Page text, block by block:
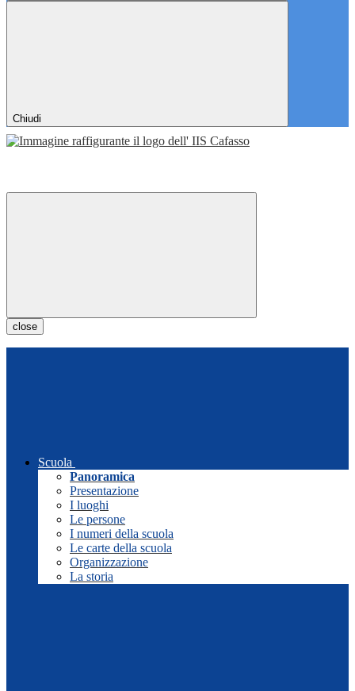
Chiudi
close
Scuola
Panoramica
Presentazione
I luoghi
Le persone
I numeri della scuola
Le carte della scuola
Organizzazione
La storia